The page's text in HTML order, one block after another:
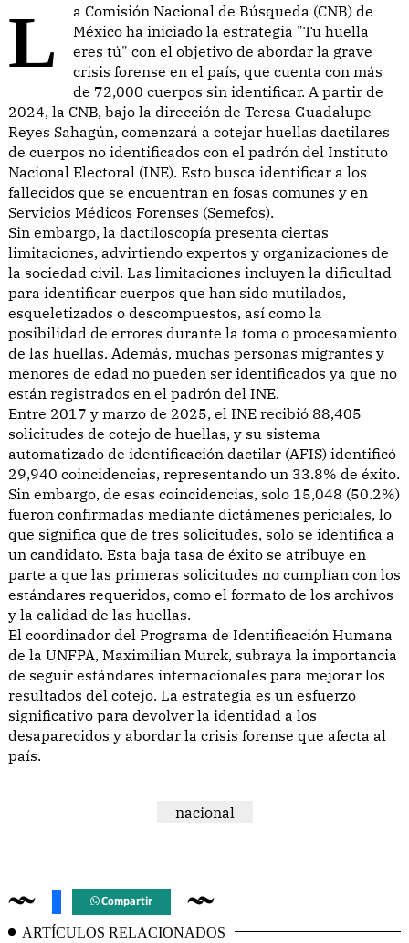
La Comisión Nacional de Búsqueda (CNB) de
México ha iniciado la estrategia "Tu huella
eres tú" con el objetivo de abordar la grave
crisis forense en el país, que cuenta con más
de 72,000 cuerpos sin identificar. A partir de
2024, la CNB, bajo la dirección de Teresa Guadalupe
Reyes Sahagún, comenzará a cotejar huellas dactilares
de cuerpos no identificados con el padrón del Instituto
Nacional Electoral (INE). Esto busca identificar a los
fallecidos que se encuentran en fosas comunes y en
Servicios Médicos Forenses (Semefos).
Sin embargo, la dactiloscopía presenta ciertas
limitaciones, advirtiendo expertos y organizaciones de
la sociedad civil. Las limitaciones incluyen la dificultad
para identificar cuerpos que han sido mutilados,
esqueletizados o descompuestos, así como la
posibilidad de errores durante la toma o procesamiento
de las huellas. Además, muchas personas migrantes y
menores de edad no pueden ser identificados ya que no
están registrados en el padrón del INE.
Entre 2017 y marzo de 2025, el INE recibió 88,405
solicitudes de cotejo de huellas, y su sistema
automatizado de identificación dactilar (AFIS) identificó
29,940 coincidencias, representando un 33.8% de éxito.
Sin embargo, de esas coincidencias, solo 15,048 (50.2%)
fueron confirmadas mediante dictámenes periciales, lo
que significa que de tres solicitudes, solo se identifica a
un candidato. Esta baja tasa de éxito se atribuye en
parte a que las primeras solicitudes no cumplían con los
estándares requeridos, como el formato de los archivos
y la calidad de las huellas.
El coordinador del Programa de Identificación Humana
de la UNFPA, Maximilian Murck, subraya la importancia
de seguir estándares internacionales para mejorar los
resultados del cotejo. La estrategia es un esfuerzo
significativo para devolver la identidad a los
desaparecidos y abordar la crisis forense que afecta al
país.
nacional
Compartir
ARTÍCULOS RELACIONADOS